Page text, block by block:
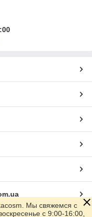
Мы свяжемся с
с 9:00-16:00,